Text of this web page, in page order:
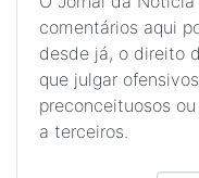
comentários aqui
desde já, o direito
que julgar
preconceituosos
a terceiros.